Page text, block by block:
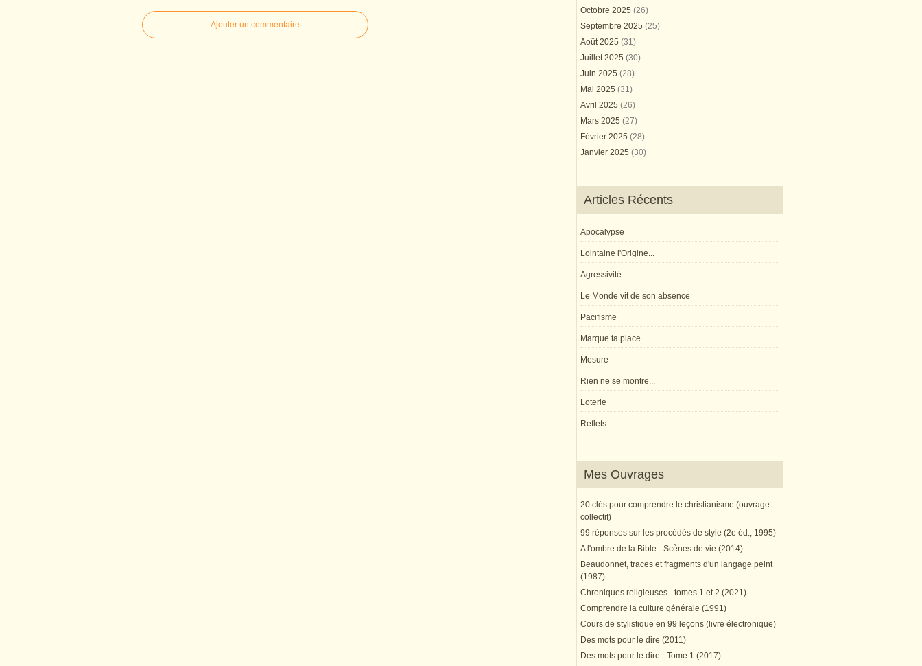
Ajouter un commentaire
Octobre 2025 (26)
Septembre 2025 (25)
Août 2025 (31)
Juillet 2025 (30)
Juin 2025 (28)
Mai 2025 (31)
Avril 2025 (26)
Mars 2025 (27)
Février 2025 (28)
Janvier 2025 (30)
Articles Récents
Apocalypse
Lointaine l'Origine...
Agressivité
Le Monde vit de son absence
Pacifisme
Marque ta place...
Mesure
Rien ne se montre...
Loterie
Reflets
Mes Ouvrages
20 clés pour comprendre le christianisme (ouvrage
collectif)
99 réponses sur les procédés de style (2e éd., 1995)
A l'ombre de la Bible - Scènes de vie (2014)
Beaudonnet, traces et fragments d'un langage peint
(1987)
Chroniques religieuses - tomes 1 et 2 (2021)
Comprendre la culture générale (1991)
Cours de stylistique en 99 leçons (livre électronique)
Des mots pour le dire (2011)
Des mots pour le dire - Tome 1 (2017)